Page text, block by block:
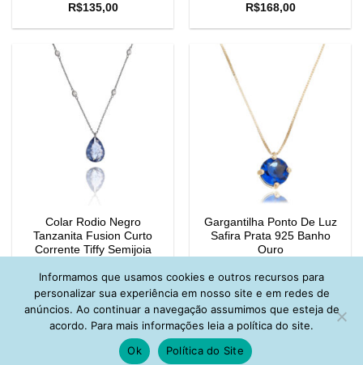
R$135,00
R$168,00
Colar Rodio Negro
Tanzanita Fusion Curto
Corrente Tiffy Semijoia
Gargantilha Ponto De Luz
Safira Prata 925 Banho
Ouro
Informamos que usamos cookies e outros recursos para
personalizar sua experiência em nosso site e em redes de
anúncios. Ao continuar a navegação assumimos que esteja de
acordo. Para mais informações leia a política do site.
Ok
Política do Site